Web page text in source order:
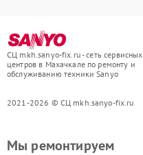
СЦ mkh.sanyo-fix.ru - сеть сервисных
центров в Махачкале по ремонту и
обслуживанию техники Sanyo
2021-2026 © СЦ mkh.sanyo-fix.ru
Мы ремонтируем